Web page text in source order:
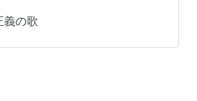
お？？ ギアフラグから当たる
らんのかい。 ２６６G CZ当
ましょう サクッと打っていれ
義の歌